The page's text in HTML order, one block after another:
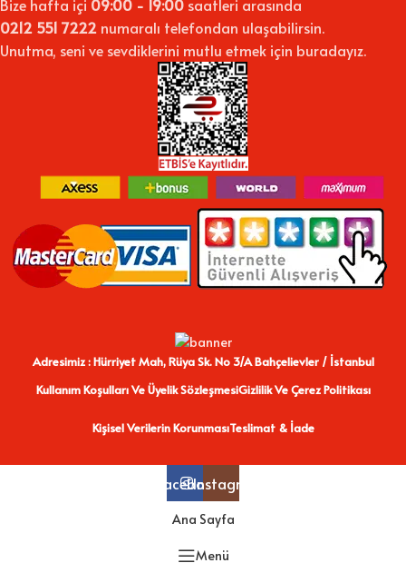
Bize hafta içi 09:00 - 19:00 saatleri arasında
0212 551 7222 numaralı telefondan ulaşabilirsin.
Unutma, seni ve sevdiklerini mutlu etmek için buradayız.
Adresimiz : Hürriyet Mah, Rüya Sk. No 3/A Bahçelievler / İstanbul
Kullanım Koşulları Ve Üyelik SözleşmesiGizlilik Ve Çerez Politikası
Kişisel Verilerin KorunmasıTeslimat & İade
FacebookInstagram
Ana Sayfa
Menü